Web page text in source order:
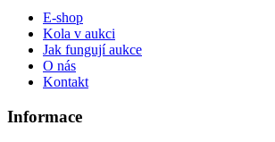
E-shop
Kola v aukci
Jak fungují aukce
O nás
Kontakt
Informace